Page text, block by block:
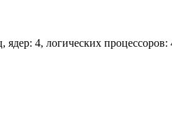
4, логических процессоров: